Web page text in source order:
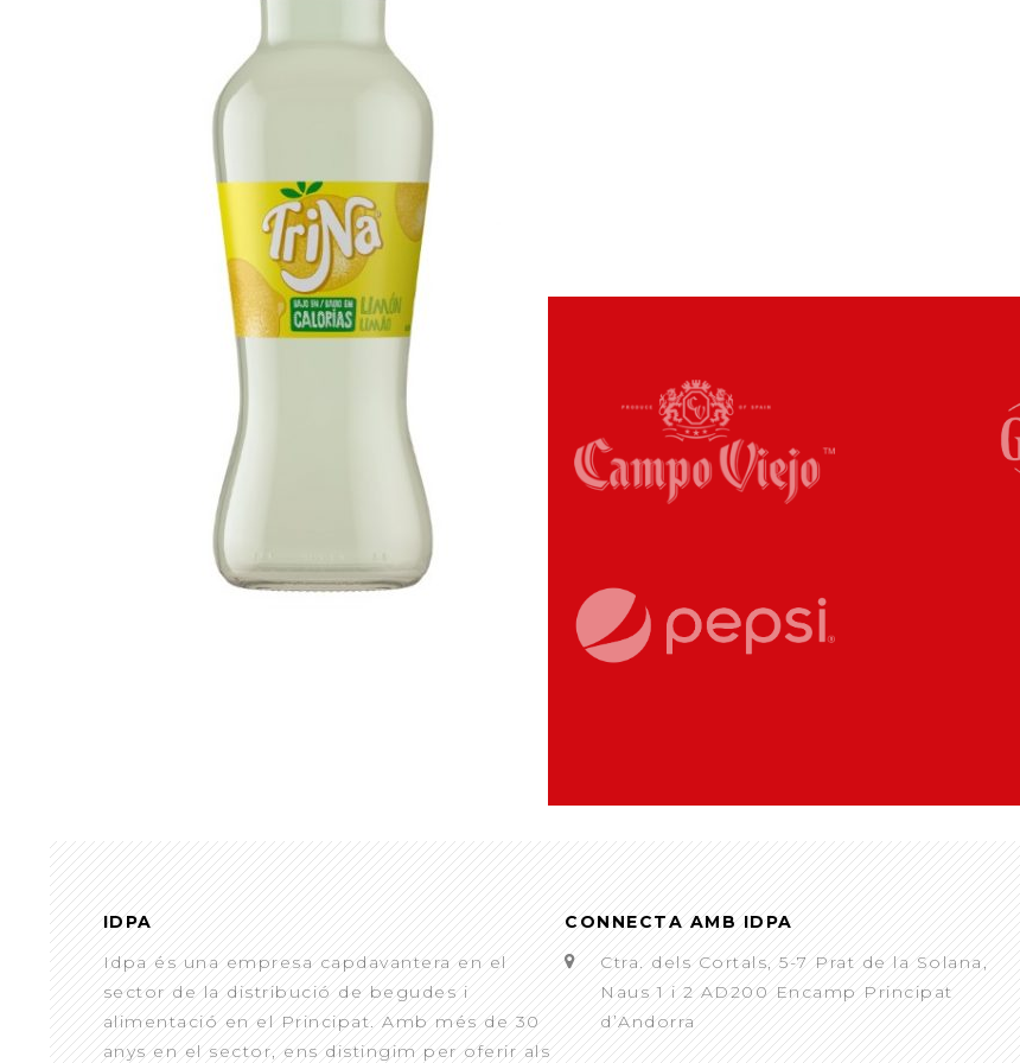
IDPA
Idpa és una empresa capdavantera en el
sector de la distribució de begudes i
alimentació en el Principat. Amb més de 30
anys en el sector, ens distingim per oferir als
CONNECTA AMB IDPA
Ctra. dels Cortals, 5-7 Prat de la Solana,
Naus 1 i 2 AD200 Encamp Principat
d’Andorra